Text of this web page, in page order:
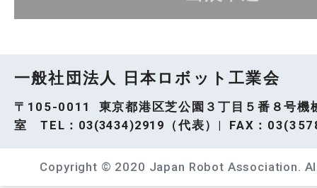
一般社団法人 日本ロボット工業会
〒105-0011 東京都港区芝公園３丁目５番８号機
室 TEL： 03(3434)2919 （代表）| FAX：
Copyright © 2020 Japan Robot Association.